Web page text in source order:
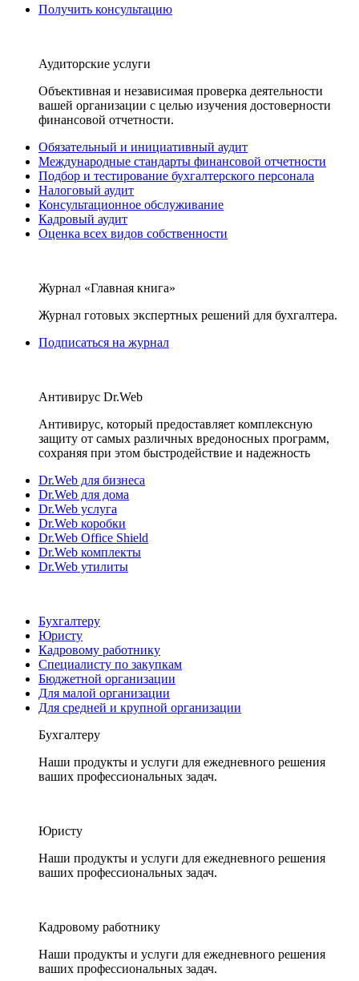
Получить консультацию
Аудиторские услуги
Объективная и независимая проверка деятельности
вашей организации с целью изучения достоверности
финансовой отчетности.
Обязательный и инициативный аудит
Международные стандарты финансовой отчетности
Подбор и тестирование бухгалтерского персонала
Налоговый аудит
Консультационное обслуживание
Кадровый аудит
Оценка всех видов собственности
Журнал «Главная книга»
Журнал готовых экспертных решений для бухгалтера.
Подписаться на журнал
Антивирус Dr.Web
Антивирус, который предоставляет комплексную
защиту от самых различных вредоносных программ,
сохраняя при этом быстродействие и надежность
Dr.Web для бизнеса
Dr.Web для дома
Dr.Web услуга
Dr.Web коробки
Dr.Web Office Shield
Dr.Web комплекты
Dr.Web утилиты
Бухгалтеру
Юристу
Кадровому работнику
Специалисту по закупкам
Бюджетной организации
Для малой организации
Для средней и крупной организации
Бухгалтеру
Наши продукты и услуги для ежедневного решения
ваших профессиональных задач.
Юристу
Наши продукты и услуги для ежедневного решения
ваших профессиональных задач.
Кадровому работнику
Наши продукты и услуги для ежедневного решения
ваших профессиональных задач.